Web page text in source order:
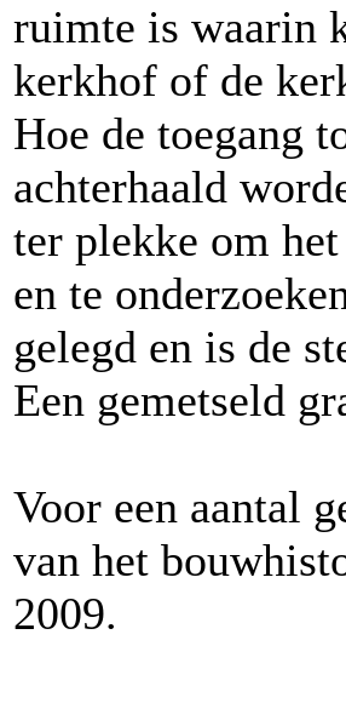
ruimte is waarin
kerkhof of de
Hoe de toegang
achterhaald
ter plekke om
en te
gelegd en is de
Een gemetseld
Voor een aantal
van het
2009.